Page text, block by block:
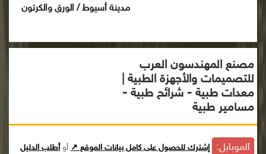
مدينة أسيوط / الورق والكرتون
مصنع المهندسون العرب
للتصميمات والأجهزة الطبية |
معدات طبية - شرائح طبية -
مسامير طبية
الموبايل: إشترك للحصول على كامل بيانات الموقع ↗ أوأطلب الدليل